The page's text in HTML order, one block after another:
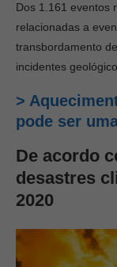
Dos 1.161 eventos
relacionadas a
transbordamento
incidentes
>
pode ser
De acordo
desastres
2020